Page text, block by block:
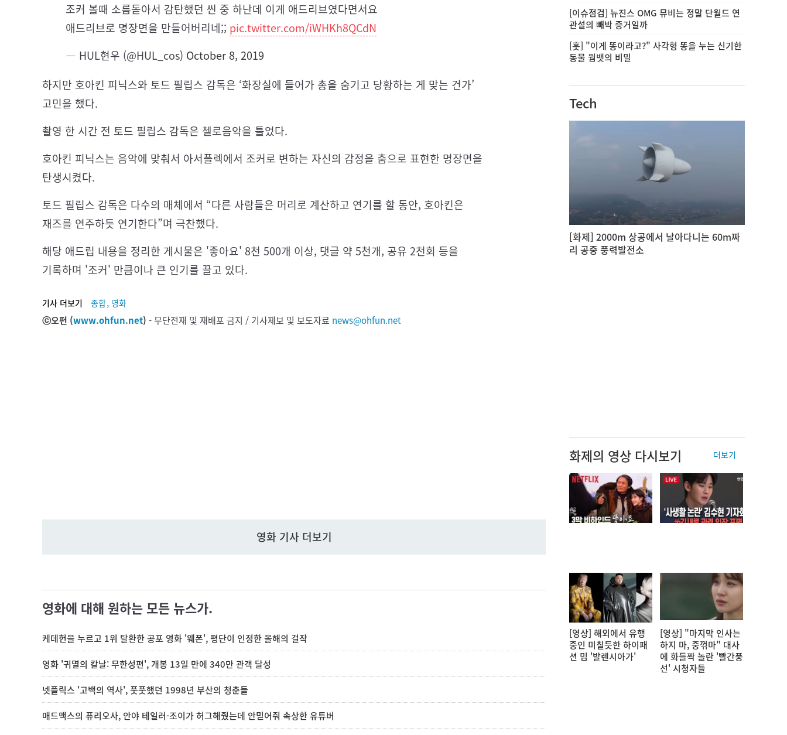
조커 볼때 소름돋아서 감탄했던 씬 중 하난데 이게 애드리브였다면서요
애드리브로 명장면을 만들어버리네;; pic.twitter.com/iWHKh8QCdN
— HUL현우 (@HUL_cos) October 8, 2019
하지만 호아킨 피닉스와 토드 필립스 감독은 ‘화장실에 들어가 총을 숨기고 당황하는 게 맞는 건가’
고민을 했다.
촬영 한 시간 전 토드 필립스 감독은 첼로음악을 틀었다.
호아킨 피닉스는 음악에 맞춰서 아서플렉에서 조커로 변하는 자신의 감정을 춤으로 표현한 명장면을
탄생시켰다.
토드 필립스 감독은 다수의 매체에서 “다른 사람들은 머리로 계산하고 연기를 할 동안, 호아킨은
재즈를 연주하듯 연기한다”며 극찬했다.
해당 애드립 내용을 정리한 게시물은 '좋아요' 8천 500개 이상, 댓글 약 5천개, 공유 2천회 등을
기록하며 '조커' 만큼이나 큰 인기를 끌고 있다.
기사 더보기 종합, 영화
ⓒ오펀 (www.ohfun.net) - 무단전재 및 재배포 금지 / 기사제보 및 보도자료 news@ohfun.net
영화 기사 더보기
영화에 대해 원하는 모든 뉴스가.
케데헌을 누르고 1위 탈환한 공포 영화 '웨폰', 평단이 인정한 올해의 걸작
영화 '귀멸의 칼날: 무한성편', 개봉 13일 만에 340만 관객 달성
넷플릭스 '고백의 역사', 풋풋했던 1998년 부산의 청춘들
매드맥스의 퓨리오사, 안야 테일러-조이가 허그해줬는데 안믿어줘 속상한 유튜버
[이슈점검] 뉴진스 OMG 뮤비는 정말 단월드 연
관설의 빼박 증거일까
[훗] "이게 똥이라고?" 사각형 똥을 누는 신기한
동물 웜뱃의 비밀
Tech
[화제] 2000m 상공에서 날아다니는 60m짜
리 공중 풍력발전소
화제의 영상 다시보기 더보기
[영상] 해외에서 유행
중인 미칠듯한 하이패
션 밈 '발렌시아가'
[영상] "마지막 인사는
하지 마, 중꺾마" 대사
에 화들짝 놀란 '빨간풍
선' 시청자들